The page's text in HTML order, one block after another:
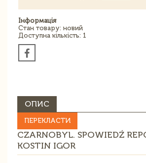
Інформація
Стан товару: новий
Доступна кількість: 1
ОПИС
ПЕРЕКЛАСТИ
CZARNOBYL. SPOWIEDŹ
KOSTIN IGOR